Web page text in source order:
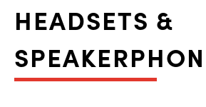
HEADSETS &